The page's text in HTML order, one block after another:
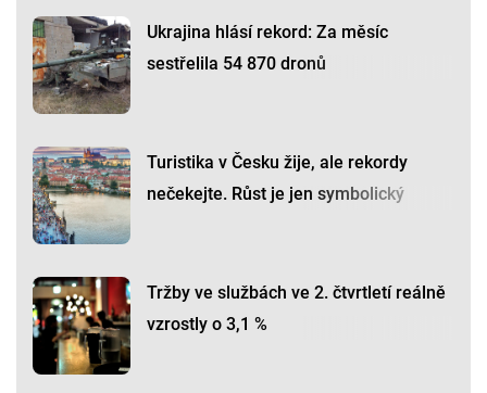
Ukrajina hlásí rekord: Za měsíc
sestřelila 54 870 dronů
Turistika v Česku žije, ale rekordy
nečekejte. Růst je jen symbolický
Tržby ve službách ve 2. čtvrtletí reálně
vzrostly o 3,1 %